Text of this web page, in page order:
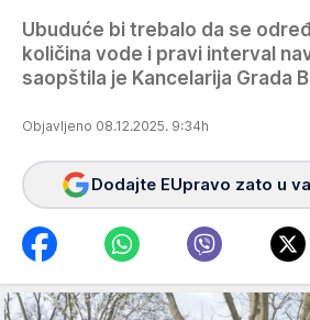
Ubuduće bi trebalo da se
količina vode i pravi interval
saopštila je Kancelarija Grada
Objavljeno 08.12.2025. 9:34h
Dodajte EUpravo zato u